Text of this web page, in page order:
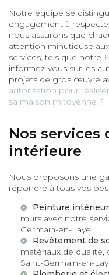
Notre équipe se
engagement à
nous assurons que
attention minutieuse
services, tels que notre
informez-vous sur les
projets de gros œuvre
autorisation pour
sa maison mitoyenne ?.
Nos services
intérieure
Nous proposons une
répondre à tous vos
Peinture
murs avec notre
Germain-en-Laye.
Revêtement de
matériaux de
Saint-Germain-en-